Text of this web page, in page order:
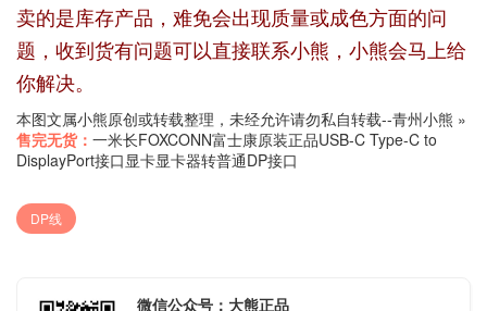
卖的是库存产品，难免会出现质量或成色方面的问
题，收到货有问题可以直接联系小熊，小熊会马上给
你解决。
本图文属小熊原创或转载整理，未经允许请勿私自转载--青州小熊 »
售完无货： 一米长FOXCONN富士康原装正品USB-C Type-C to
DisplayPort接口显卡显卡器转普通DP接口
DP线
微信公众号：大熊正品